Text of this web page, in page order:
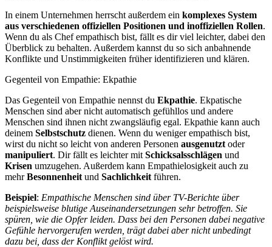
In einem Unternehmen herrscht außerdem ein komplexes System
aus verschiedenen offiziellen Positionen und inoffiziellen Rollen.
Wenn du als Chef empathisch bist, fällt es dir viel leichter, dabei den
Überblick zu behalten. Außerdem kannst du so sich anbahnende
Konflikte und Unstimmigkeiten früher identifizieren und klären.
Gegenteil von Empathie: Ekpathie
Das Gegenteil von Empathie nennst du Ekpathie. Ekpatische
Menschen sind aber nicht automatisch gefühllos und andere
Menschen sind ihnen nicht zwangsläufig egal. Ekpathie kann auch
deinem Selbstschutz dienen. Wenn du weniger empathisch bist,
wirst du nicht so leicht von anderen Personen ausgenutzt oder
manipuliert. Dir fällt es leichter mit Schicksalsschlägen und
Krisen umzugehen. Außerdem kann Empathielosigkeit auch zu
mehrBesonnenheit und Sachlichkeit führen.
Beispiel: Empathische Menschen sind über TV-Berichte über
beispielsweise blutige Auseinandersetzungen sehr betroffen. Sie
spüren, wie die Opfer leiden. Dass bei den Personen dabei negative
Gefühle hervorgerufen werden, trägt dabei aber nicht unbedingt
dazu bei, dass der Konflikt gelöst wird.